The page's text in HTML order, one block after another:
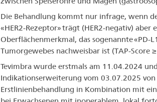
Die Behandlung kommt nur infrage, wenn
«HER2-Rezeptor» trägt (HER2-negativ) aber
Oberflächenmerkmal, das sogenannte «PD-
Tumorgewebes nachweisbar ist (TAP-Score
Tevimbra wurde erstmals am 11.04.2024
Indikationserweiterung vom 03.07.2025 von
Erstlinienbehandlung in Kombination mit